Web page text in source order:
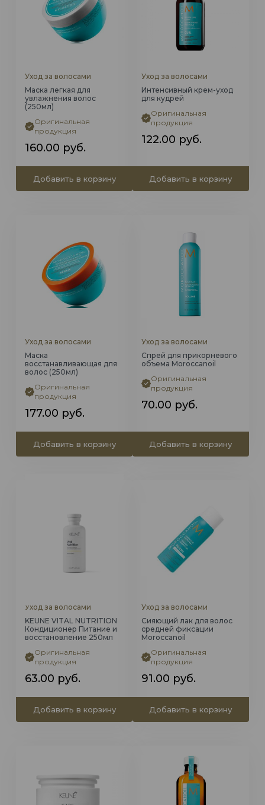
Уход за волосами
Маска легкая для
увлажнения волос
(250мл)
Оригинальная
продукция
160.00 руб.
Добавить в корзину
Уход за волосами
Интенсивный крем-уход
для кудрей
Оригинальная
продукция
122.00 руб.
Добавить в корзину
Уход за волосами
Маска
восстанавливающая для
волос (250мл)
Оригинальная
продукция
177.00 руб.
Добавить в корзину
Уход за волосами
Спрей для прикорневого
объема Moroccanoil
Оригинальная
продукция
70.00 руб.
Добавить в корзину
Уход за волосами
KEUNE VITAL NUTRITION
Кондиционер Питание и
восстановление 250мл
Оригинальная
продукция
63.00 руб.
Добавить в корзину
Уход за волосами
Сияющий лак для волос
средней фиксации
Moroccanoil
Оригинальная
продукция
91.00 руб.
Добавить в корзину